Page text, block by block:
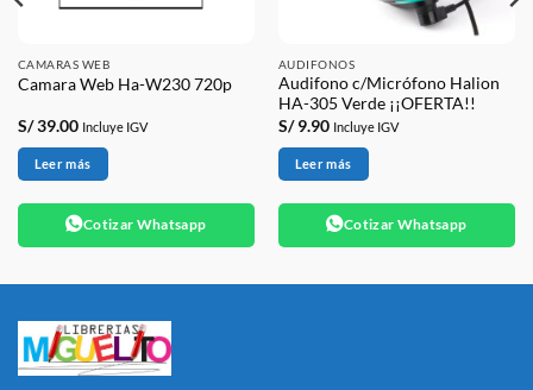
CAMARAS WEB
Camara Web Ha-W230 720p
S/39.00 Incluye IGV
Leer más
Cotizar Whatsapp
AUDIFONOS
Audifono c/Micrófono Halion
HA-305 Verde ¡¡OFERTA!!
S/9.90 Incluye IGV
Leer más
Cotizar Whatsapp